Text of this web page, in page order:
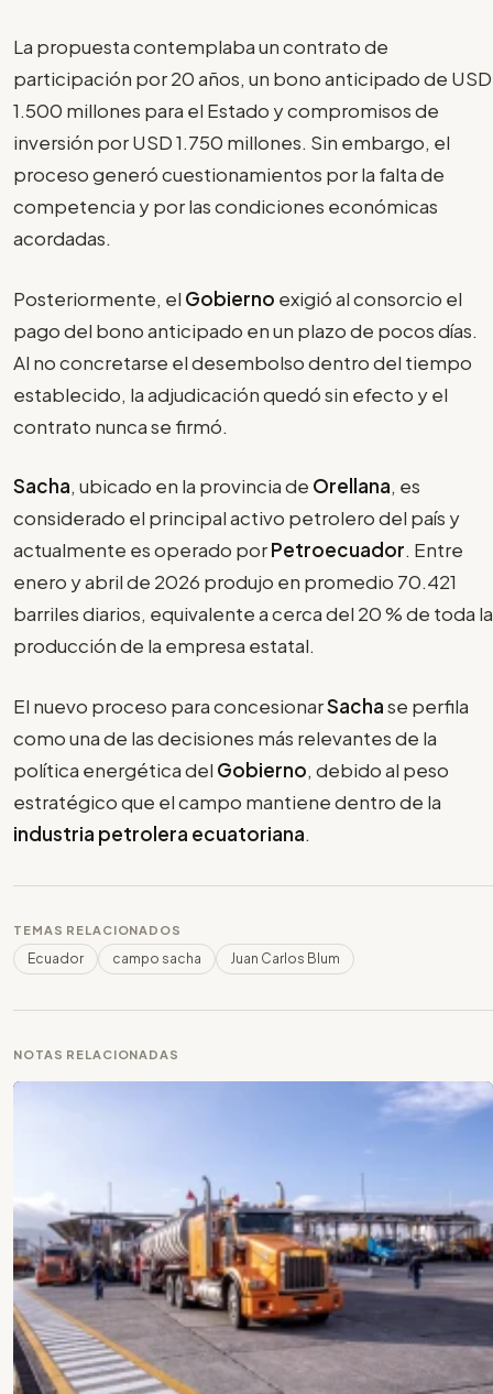
La propuesta contemplaba un contrato de
participación por 20 años, un bono anticipado de USD
1.500 millones para el Estado y compromisos de
inversión por USD 1.750 millones. Sin embargo, el
proceso generó cuestionamientos por la falta de
competencia y por las condiciones económicas
acordadas.
Posteriormente, el Gobierno exigió al consorcio el
pago del bono anticipado en un plazo de pocos días.
Al no concretarse el desembolso dentro del tiempo
establecido, la adjudicación quedó sin efecto y el
contrato nunca se firmó.
Sacha, ubicado en la provincia de Orellana, es
considerado el principal activo petrolero del país y
actualmente es operado porPetroecuador. Entre
enero y abril de 2026 produjo en promedio 70.421
barriles diarios, equivalente a cerca del 20 % de toda la
producción de la empresa estatal.
El nuevo proceso para concesionarSachase perfila
como una de las decisiones más relevantes de la
política energética del Gobierno, debido al peso
estratégico que el campo mantiene dentro de la
industria petrolera ecuatoriana.
TEMAS RELACIONADOS
Ecuador campo sacha Juan Carlos Blum
NOTAS RELACIONADAS